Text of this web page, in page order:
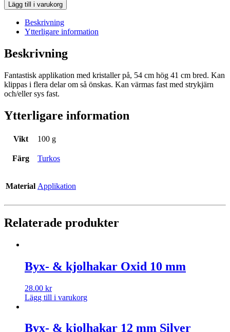
Lägg till i varukorg
Beskrivning
Ytterligare information
Beskrivning
Fantastisk applikation med kristaller på, 54 cm hög 41 cm bred. Kan
klippas i flera delar om så önskas. Kan värmas fast med strykjärn
och/eller sys fast.
Ytterligare information
Vikt 100 g
Färg Turkos
Material Applikation
Relaterade produkter
Byx- & kjolhakar Oxid 10 mm
28.00 kr
Lägg till i varukorg
Byx- & kjolhakar 12 mm Silver